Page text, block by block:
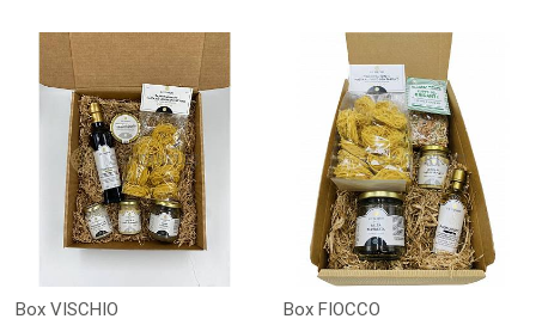
Box VISCHIO Box FIOCCO